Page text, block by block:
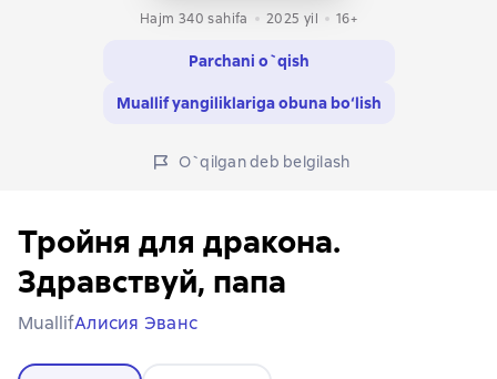
Hajm 340 sahifa 2025 yil 16+
Parchani o`qish
Muallif yangiliklariga obuna bo‘lish
O`qilgan deb belgilash
Тройня для дракона.
Здравствуй, папа
MuallifАлисия Эванс